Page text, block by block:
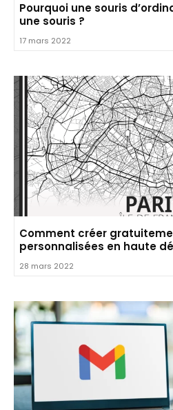
Pourquoi une souris
une souris ?
17 mars 2022
Comment créer
personnalisées en haute
28 mars 2022